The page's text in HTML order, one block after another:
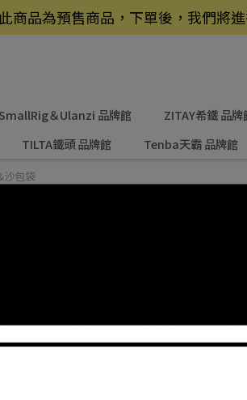
商品為預售商品，下單後，我們將
SmallRig＆Ulanzi 品牌館 ZITAY希鐵 品牌
TILTA鐵頭 品牌館 Tenba天霸 品牌館
沙包袋
牌館